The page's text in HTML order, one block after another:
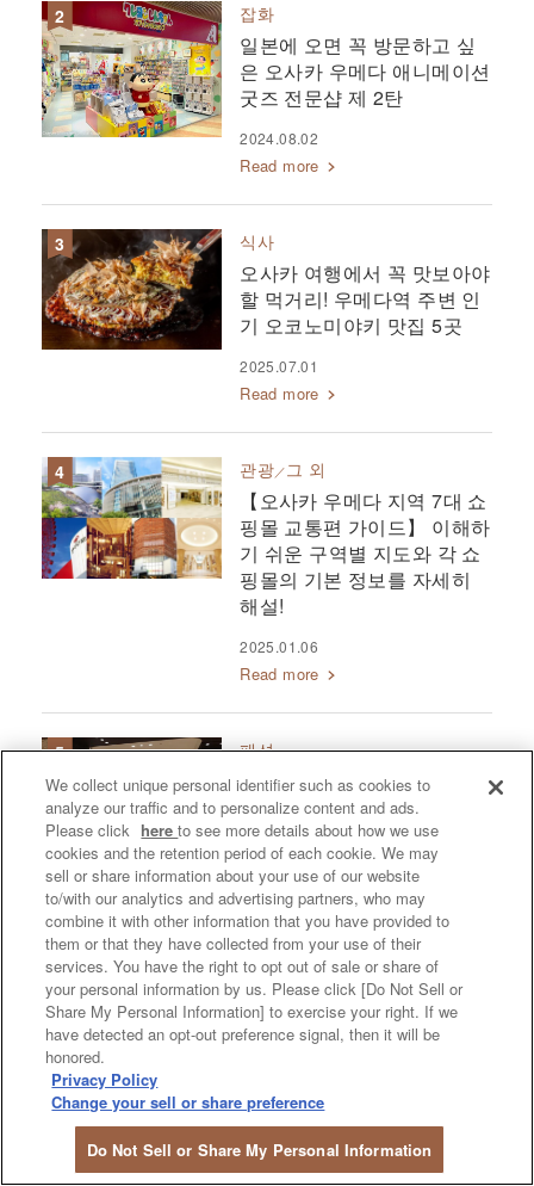
잡화
일본에 오면 꼭 방문하고 싶
은 오사카 우메다 애니메이션
굿즈 전문샵 제 2탄
2024.08.02
Read more
식사
오사카 여행에서 꼭 맛보아야
할 먹거리! 우메다역 주변 인
기 오코노미야키 맛집 5곳
2025.07.01
Read more
관광 그 외
【오사카 우메다 지역 7대 쇼
핑몰 교통편 가이드】 이해하
기 쉬운 구역별 지도와 각 쇼
핑몰의 기본 정보를 자세히
해설!
2025.01.06
Read more
패션
오사카 우메다 남성 패션 매
장 5곳 – 오사카에서 추천하
는 남성 쇼핑
2023.07.19
Read more
쿠폰
We collect unique personal identifier such as cookies to
analyze our traffic and to personalize content and ads.
Please click hereto see more details about how we use
cookies and the retention period of each cookie. We may
sell or share information about your use of our website
to/with our analytics and advertising partners, who may
combine it with other information that you have provided to
them or that they have collected from your use of their
services. You have the right to opt out of sale or share of
your personal information by us. Please click [Do Not Sell or
Share My Personal Information] to exercise your right. If we
have detected an opt-out preference signal, then it will be
honored.
Privacy Policy
Change your sell or share preference
Do Not Sell or Share My Personal Information